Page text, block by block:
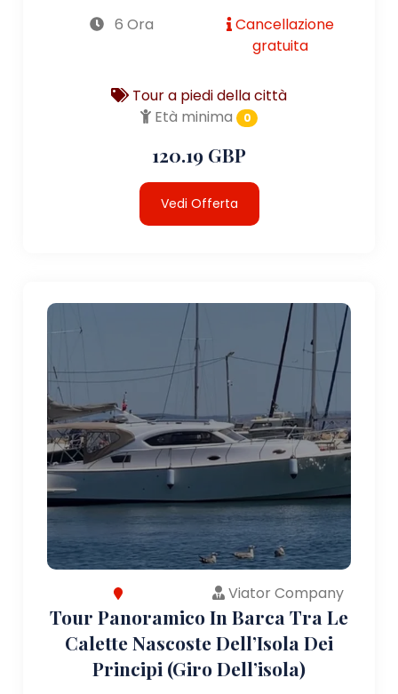
6 Ora
Cancellazione
gratuita
Tour a piedi della città
Età minima
0
120.19 GBP
Vedi Offerta
Viator Company
Tour Panoramico In Barca Tra Le
Calette Nascoste Dell’Isola Dei
Principi (giro Dell’isola)